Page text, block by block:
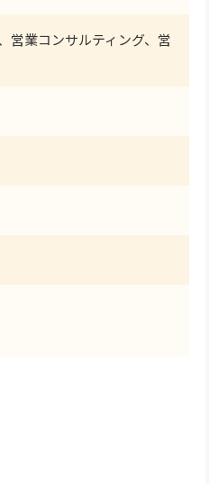
営業コンサルティング、営